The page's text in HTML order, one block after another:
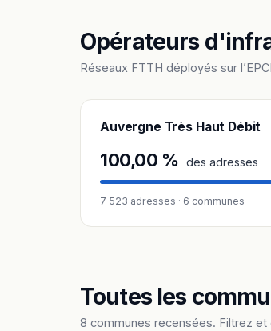
Opérateurs
Réseaux FTTH déployés sur
Auvergne Très Haut Débit
100,00 % des adresses
7 523 adresses · 6 communes
Toutes les
8 communes recensées. Filtrez